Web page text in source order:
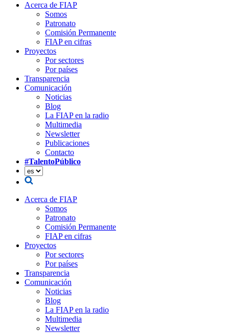
Acerca de FIAP
Somos
Patronato
Comisión Permanente
FIAP en cifras
Proyectos
Por sectores
Por países
Transparencia
Comunicación
Noticias
Blog
La FIAP en la radio
Multimedia
Newsletter
Publicaciones
Contacto
#TalentoPúblico
Acerca de FIAP
Somos
Patronato
Comisión Permanente
FIAP en cifras
Proyectos
Por sectores
Por países
Transparencia
Comunicación
Noticias
Blog
La FIAP en la radio
Multimedia
Newsletter